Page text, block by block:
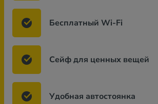
Бесплатный Wi-Fi
Сейф для ценных вещей
Удобная автостоянка